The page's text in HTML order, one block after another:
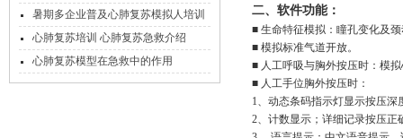
二、软件功能：
■ 生命特征模拟：瞳孔变化及
■ 模拟标准气道开放。
■ 人工呼吸与胸外按压时：模
■ 人工手位胸外按压时：
1、动态条码指示灯显示按压深
2、计数显示；详细记录按压
暑期多企业普及心肺复苏模拟人培训
心肺复苏培训 心肺复苏急救介绍
心肺复苏模型在急救中的作用